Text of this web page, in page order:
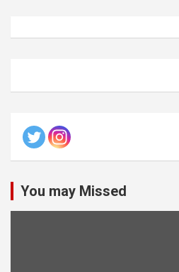
You may Missed